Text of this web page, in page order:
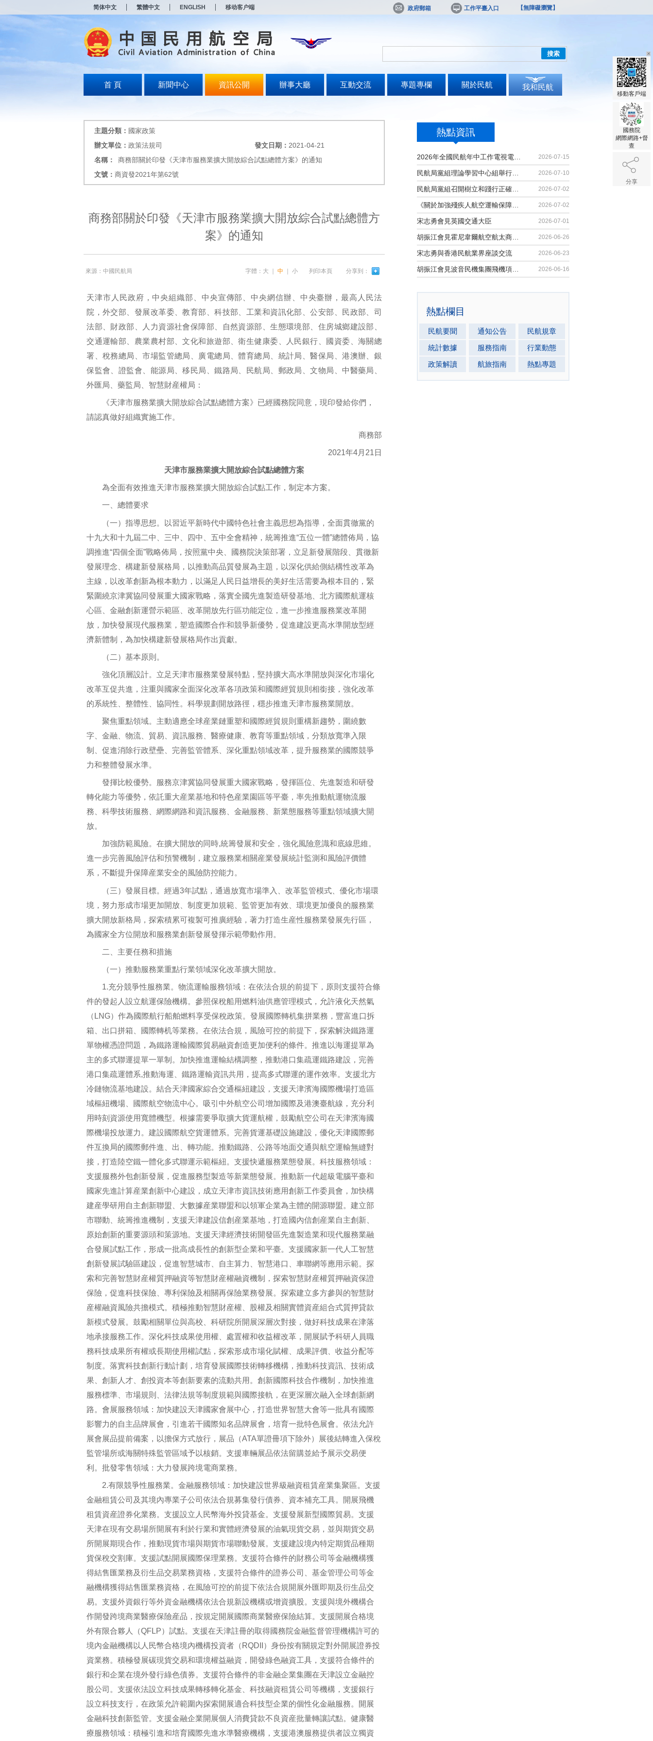
简体中文 繁體中文 ENGLISH 移动客户端 政府郵箱 工作平臺入口 【無障礙瀏覽】
搜索
首 頁 新聞中心 資訊公開 辦事大廳 互動交流 專題專欄 關於民航 我和民航
熱點資訊
2026-07-15
2026-07-10
2026-07-02
2026-07-02
宋志勇會見英國交通大臣 2026-07-01
2026-06-26
宋志勇與香港民航業界座談交流 2026-06-23
2026-06-16
熱點欄目
民航要聞 通知公告
民航規章
統計數據
服務指南
行業動態
政策解讀
航旅指南 熱點專題
主題分類： 國家政策
辦文單位： 政策法規司 發文日期： 2021-04-21
名稱：
商務部關於印發《天津市服務業擴大開放綜合試點總體方案》的通知
文號： 商資發2021年第62號
商務部關於印發《天津市服務業擴大開放綜合試點總體方
案》的通知
來源：中國民航局 字體： 大 中 小 列印本頁 分享到：
天津市人民政府，中央組織部、中央宣傳部、中央網信辦、中央臺辦，最高人民法
院，外交部、發展改革委、教育部、科技部、工業和資訊化部、公安部、民政部、司
法部、財政部、人力資源社會保障部、自然資源部、生態環境部、住房城鄉建設部、
交通運輸部、農業農村部、文化和旅遊部、衛生健康委、人民銀行、國資委、海關總
署、稅務總局、市場監管總局、廣電總局、體育總局、統計局、醫保局、港澳辦、銀
保監會、證監會、能源局、移民局、鐵路局、民航局、郵政局、文物局、中醫藥局、
外匯局、藥監局、智慧財産權局：
《天津市服務業擴大開放綜合試點總體方案》已經國務院同意，現印發給你們，
請認真做好組織實施工作。
商務部
2021年4月21日
天津市服務業擴大開放綜合試點總體方案
為全面有效推進天津市服務業擴大開放綜合試點工作，制定本方案。
一、總體要求
（一）指導思想。以習近平新時代中國特色社會主義思想為指導，全面貫徹黨的
十九大和十九屆二中、三中、四中、五中全會精神，統籌推進“五位一體”總體佈局，協
調推進“四個全面”戰略佈局，按照黨中央、國務院決策部署，立足新發展階段、貫徹新
發展理念、構建新發展格局，以推動高品質發展為主題，以深化供給側結構性改革為
主線，以改革創新為根本動力，以滿足人民日益增長的美好生活需要為根本目的，緊
緊圍繞京津冀協同發展重大國家戰略，落實全國先進製造研發基地、北方國際航運核
心區、金融創新運營示範區、改革開放先行區功能定位，進一步推進服務業改革開
放，加快發展現代服務業，塑造國際合作和競爭新優勢，促進建設更高水準開放型經
濟新體制，為加快構建新發展格局作出貢獻。
（二）基本原則。
強化頂層設計。立足天津市服務業發展特點，堅持擴大高水準開放與深化市場化
改革互促共進，注重與國家全面深化改革各項政策和國際經貿規則相銜接，強化改革
的系統性、整體性、協同性。科學規劃開放路徑，穩步推進天津市服務業開放。
聚焦重點領域。主動適應全球産業鏈重塑和國際經貿規則重構新趨勢，圍繞數
字、金融、物流、貿易、資訊服務、醫療健康、教育等重點領域，分類放寬準入限
制、促進消除行政壁壘、完善監管體系、深化重點領域改革，提升服務業的國際競爭
力和整體發展水準。
發揮比較優勢。服務京津冀協同發展重大國家戰略，發揮區位、先進製造和研發
轉化能力等優勢，依託重大産業基地和特色産業園區等平臺，率先推動航運物流服
務、科學技術服務、網際網路和資訊服務、金融服務、新業態服務等重點領域擴大開
放。
加強防範風險。在擴大開放的同時,統籌發展和安全，強化風險意識和底線思維。
進一步完善風險評估和預警機制，建立服務業相關産業發展統計監測和風險評價體
系，不斷提升保障産業安全的風險防控能力。
（三）發展目標。經過3年試點，通過放寬市場準入、改革監管模式、優化市場環
境，努力形成市場更加開放、制度更加規範、監管更加有效、環境更加優良的服務業
擴大開放新格局，探索積累可複製可推廣經驗，著力打造生産性服務業發展先行區，
為國家全方位開放和服務業創新發展發揮示範帶動作用。
二、主要任務和措施
（一）推動服務業重點行業領域深化改革擴大開放。
1.充分競爭性服務業。物流運輸服務領域：在依法合規的前提下，原則支援符合條
件的發起人設立航運保險機構。參照保稅船用燃料油供應管理模式，允許液化天然氣
（LNG）作為國際航行船舶燃料享受保稅政策。發展國際轉机集拼業務，豐富進口拆
箱、出口拼箱、國際轉机等業務。在依法合規，風險可控的前提下，探索解決鐵路運
單物權憑證問題，為鐵路運輸國際貿易融資創造更加便利的條件。推進以海運提單為
主的多式聯運提單一單制。加快推進運輸結構調整，推動港口集疏運鐵路建設，完善
港口集疏運體系,推動海運、鐵路運輸資訊共用，提高多式聯運的運作效率。支援北方
冷鏈物流基地建設。結合天津國家綜合交通樞紐建設，支援天津濱海國際機場打造區
域樞紐機場、國際航空物流中心。吸引中外航空公司增加國際及港澳臺航線，充分利
用時刻資源使用寬體機型。根據需要爭取擴大貨運航權，鼓勵航空公司在天津濱海國
際機場投放運力。建設國際航空貨運體系。完善貨運基礎設施建設，優化天津國際郵
件互換局的國際郵件進、出、轉功能。推動鐵路、公路等地面交通與航空運輸無縫對
接，打造陸空鐵一體化多式聯運示範樞紐。支援快遞服務業態發展。科技服務領域：
支援服務外包創新發展，促進服務型製造等新業態發展。推動新一代超級電腦平臺和
國家先進計算産業創新中心建設，成立天津市資訊技術應用創新工作委員會，加快構
建産學研用自主創新聯盟、大數據産業聯盟和以領軍企業為主體的開源聯盟。建立部
市聯動、統籌推進機制，支援天津建設信創産業基地，打造國內信創産業自主創新、
原始創新的重要源頭和策源地。支援天津經濟技術開發區先進製造業和現代服務業融
合發展試點工作，形成一批高成長性的創新型企業和平臺。支援國家新一代人工智慧
創新發展試驗區建設，促進智慧城市、自主算力、智慧港口、車聯網等應用示範。探
索和完善智慧財産權質押融資等智慧財産權融資機制，探索智慧財産權質押融資保證
保險，促進科技保險、專利保險及相關再保險業務發展。探索建立多方參與的智慧財
産權融資風險共擔模式。積極推動智慧財産權、股權及相關實體資産組合式質押貸款
新模式發展。鼓勵相關單位與高校、科研院所開展深層次對接，做好科技成果在津落
地承接服務工作。深化科技成果使用權、處置權和收益權改革，開展賦予科研人員職
務科技成果所有權或長期使用權試點，探索形成市場化賦權、成果評價、收益分配等
制度。落實科技創新行動計劃，培育發展國際技術轉移機構，推動科技資訊、技術成
果、創新人才、創投資本等創新要素的流動共用。創新國際科技合作機制，加快推進
服務標準、市場規則、法律法規等制度規範與國際接軌，在更深層次融入全球創新網
路。會展服務領域：加快建設天津國家會展中心，打造世界智慧大會等一批具有國際
影響力的自主品牌展會，引進若干國際知名品牌展會，培育一批特色展會。依法允許
展會展品提前備案，以擔保方式放行，展品（ATA單證冊項下除外）展後結轉進入保稅
監管場所或海關特殊監管區域予以核銷。支援車輛展品依法留購並給予展示交易便
利。批發零售領域：大力發展跨境電商業務。
2.有限競爭性服務業。金融服務領域：加快建設世界級融資租賃産業集聚區。支援
金融租賃公司及其境內專業子公司依法合規募集發行債券、資本補充工具。開展飛機
租賃資産證券化業務。支援設立人民幣海外投貸基金。支援發展新型國際貿易。支援
天津在現有交易場所開展有利於行業和實體經濟發展的油氣現貨交易，並與期貨交易
所開展期現合作，推動現貨市場與期貨市場聯動發展。支援建設境內特定期貨品種期
貨保稅交割庫。支援試點開展國際保理業務。支援符合條件的財務公司等金融機構獲
得結售匯業務及衍生品交易業務資格，支援符合條件的證券公司、基金管理公司等金
融機構獲得結售匯業務資格，在風險可控的前提下依法合規開展外匯即期及衍生品交
易。支援外資銀行等外資金融機構依法合規新設機構或增資擴股。支援與境外機構合
作開發跨境商業醫療保險産品，按規定開展國際商業醫療保險結算。支援開展合格境
外有限合夥人（QFLP）試點。支援在天津註冊的取得國務院金融監督管理機構許可的
境內金融機構以人民幣合格境內機構投資者（RQDII）身份按有關規定對外開展證券投
資業務。積極發展碳現貨交易和環境權益融資，開發綠色融資工具，支援符合條件的
銀行和企業在境外發行綠色債券。支援符合條件的非金融企業集團在天津設立金融控
股公司。支援依法設立科技成果轉移轉化基金、科技融資租賃公司等機構，支援銀行
設立科技支行，在政策允許範圍內探索開展適合科技型企業的個性化金融服務。開展
金融科技創新監管。支援金融企業開展個人消費貸款不良資産批量轉讓試點。健康醫
療服務領域：積極引進和培育國際先進水準醫療機構，支援港澳服務提供者設立獨資
移動客戶端
國務院
網際網路+督
查
分享
打
无
障